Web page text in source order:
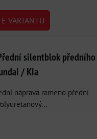
VARIANTU
silentblok předního
/ Kia
náprava rameno přední